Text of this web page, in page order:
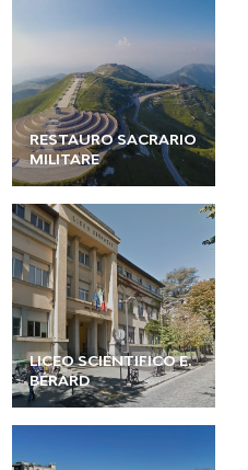
RESTAURO SACRARIO
MILITARE
LICEO SCIENTIFICO E.
BÉRARD